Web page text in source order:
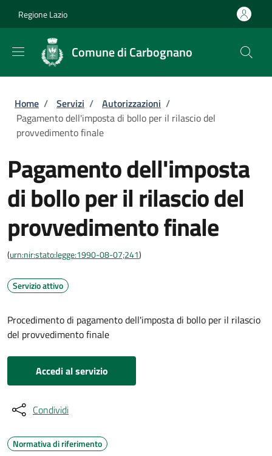
Regione Lazio
Comune di Carbognano
Briciole di pane
Home / Servizi / Autorizzazioni /
Pagamento dell'imposta di bollo per il rilascio del
provvedimento finale
Pagamento dell'imposta
di bollo per il rilascio del
provvedimento finale
(urn:nir:stato:legge:1990-08-07;241)
Servizio attivo
Procedimento di pagamento dell'imposta di bollo per il rilascio
del provvedimento finale
Accedi al servizio
Condividi
Normativa di riferimento